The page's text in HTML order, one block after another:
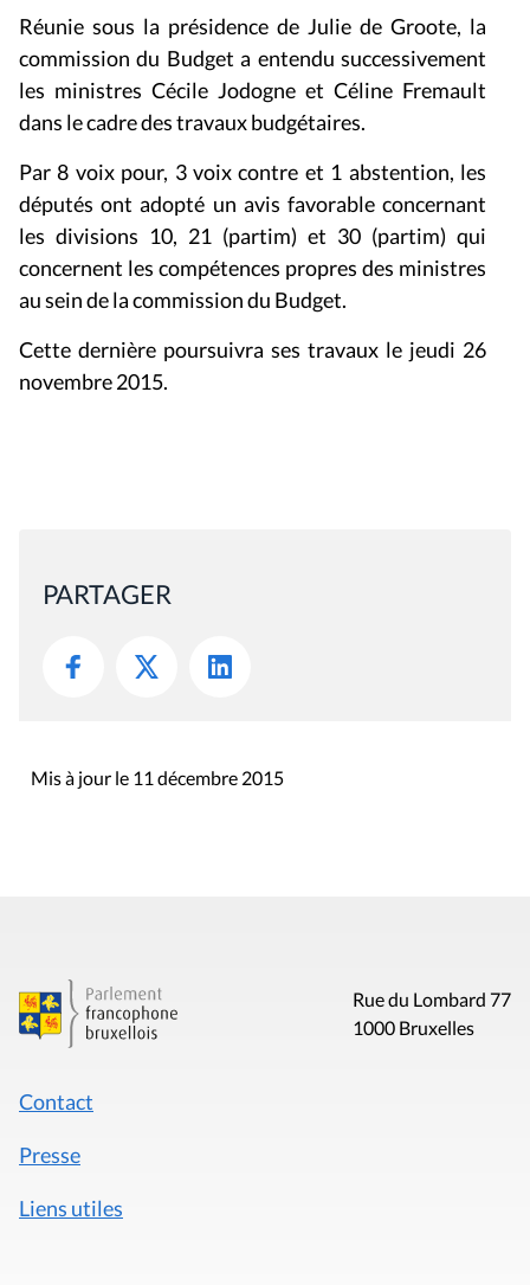
Réunie sous la présidence de Julie de Groote, la
commission du Budget a entendu successivement
les ministres Cécile Jodogne et Céline Fremault
dans le cadre des travaux budgétaires.
Par 8 voix pour, 3 voix contre et 1 abstention, les
députés ont adopté un avis favorable concernant
les divisions 10, 21 (partim) et 30 (partim) qui
concernent les compétences propres des ministres
au sein de la commission du Budget.
Cette dernière poursuivra ses travaux le jeudi 26
novembre 2015.
PARTAGER
Mis à jour le 11 décembre 2015
Rue du Lombard 77
1000 Bruxelles
Contact
Presse
Liens utiles